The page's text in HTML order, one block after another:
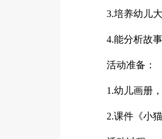
3.培养幼儿
4.能分析故
活动准备：
1.幼儿画册
2.课件《小